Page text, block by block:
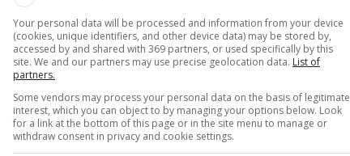
jugore, duke ngritur shqetësime në Rusi dhe
ofrojë forcave amerikane akses të
ushtria azerbajxhanase është përshtatur me
s, duke theksuar bashkëpunimin e ngushtë me
të këtij procesi, si dhe rëndësinë e forcimit të
Your personal data will be processed and information from your device
(cookies, unique identifiers, and other device data) may be stored by,
accessed by and shared with 369 partners, or used specifically by this
site. We and our partners may use precise geolocation data. List of
partners.
Some vendors may process your personal data on the basis of legitimate
interest, which you can object to by managing your options below. Look
for a link at the bottom of this page or in the site menu to manage or
withdraw consent in privacy and cookie settings.